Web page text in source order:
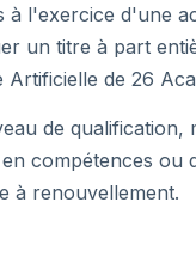
à l'exercice d'une
un titre à part
de 26
de qualification,
compétences ou
à renouvellement.